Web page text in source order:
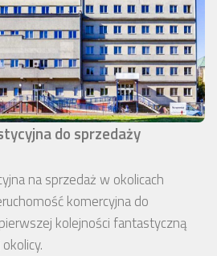
do sprzedaży
na sprzedaż w okolicach
komercyjna do
kolejności fantastyczną